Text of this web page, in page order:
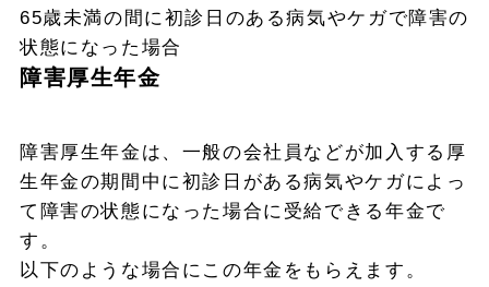
65歳未満の間に初診日のある病気やケガで障害の
状態になった場合
障害厚生年金
障害厚生年金は、一般の会社員などが加入する厚
生年金の期間中に初診日がある病気やケガによっ
て障害の状態になった場合に受給できる年金で
す。
以下のような場合にこの年金をもらえます。